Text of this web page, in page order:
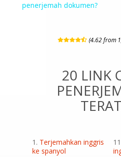
penerjemah dokumen?
(4.62 from
20 LINK
Terjemahkan inggris
ke spanyol